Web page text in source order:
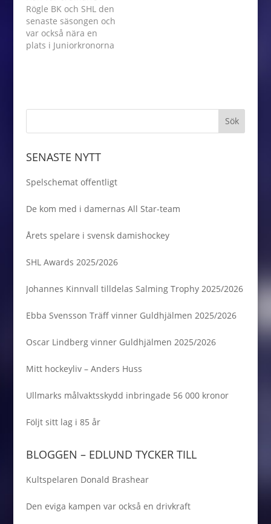
forwardssidan och nu
väljer vi att plocka in
rutin på
målvaktssidan…
Rögle BK och SHL den
senaste säsongen och
var också nära en
plats i Juniorkronorna
inslagna vägen och
SENASTE NYTT
Spelschemat offentligt
De kom med i damernas All Star-team
Årets spelare i svensk damishockey
SHL Awards 2025/2026
Johannes Kinnvall tilldelas Salming Trophy 2025/2026
Ebba Svensson Träff vinner Guldhjälmen 2025/2026
Oscar Lindberg vinner Guldhjälmen 2025/2026
Mitt hockeyliv – Anders Huss
Ullmarks målvaktsskydd inbringade 56 000 kronor
Följt sitt lag i 85 år
BLOGGEN – EDLUND TYCKER TILL
Kultspelaren Donald Brashear
Den eviga kampen var också en drivkraft